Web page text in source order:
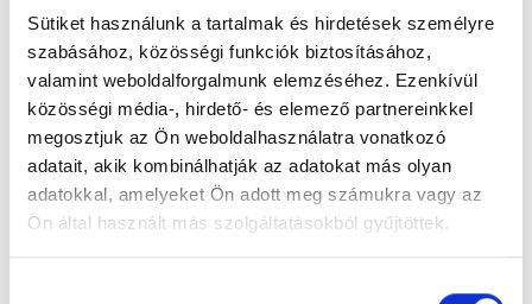
Sütiket használunk a tartalmak és hirdetések személyre
szabásához, közösségi funkciók biztosításához,
valamint weboldalforgalmunk elemzéséhez. Ezenkívül
közösségi média-, hirdető- és elemező partnereinkkel
megosztjuk az Ön weboldalhasználatra vonatkozó
adatait, akik kombinálhatják az adatokat más olyan
adatokkal, amelyeket Ön adott meg számukra vagy az
Ön által használt más szolgáltatásokból gyűjtöttek.
kontroll
• Precíz záródás – stabil fogás akár vékony szálaknál is
• Rozsdamentes acél – tartós, fertőtleníthető
• Ergonomikus forma – csökkenti a kézfáradást
• Tökéletes 2D–6D volume technikához
⸻
📐 Termék specifikáció: